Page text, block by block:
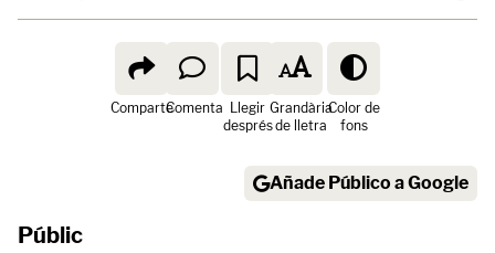
ComparteComenta Llegir
després
Grandària
de lletra
Color de
fons
Añade Público a Google
Públic